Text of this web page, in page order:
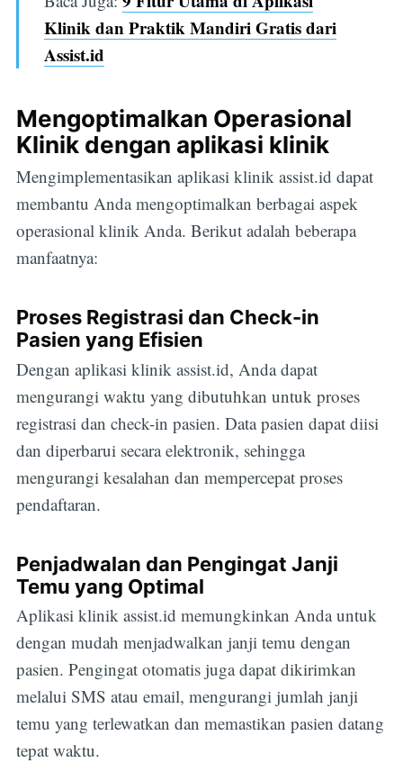
Klinik dan Praktik Mandiri Gratis dari
Assist.id
Mengoptimalkan Operasional
Klinik dengan aplikasi klinik
Mengimplementasikan aplikasi klinik assist.id dapat
membantu Anda mengoptimalkan berbagai aspek
operasional klinik Anda. Berikut adalah beberapa
manfaatnya:
Proses Registrasi dan Check-in
Pasien yang Efisien
Dengan aplikasi klinik assist.id, Anda dapat
mengurangi waktu yang dibutuhkan untuk proses
registrasi dan check-in pasien. Data pasien dapat diisi
dan diperbarui secara elektronik, sehingga
mengurangi kesalahan dan mempercepat proses
pendaftaran.
Penjadwalan dan Pengingat Janji
Temu yang Optimal
Aplikasi klinik assist.id memungkinkan Anda untuk
dengan mudah menjadwalkan janji temu dengan
pasien. Pengingat otomatis juga dapat dikirimkan
melalui SMS atau email, mengurangi jumlah janji
temu yang terlewatkan dan memastikan pasien datang
tepat waktu.